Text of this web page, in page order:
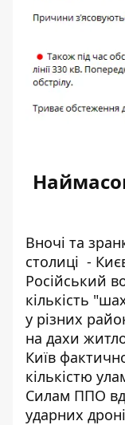
Вночі та
столиці -
Російський
кількість
у різних
на дахи
Київ
кількістю
Силам ППО
ударних